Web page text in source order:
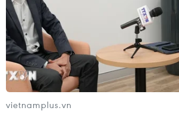
vietnamplus.vn